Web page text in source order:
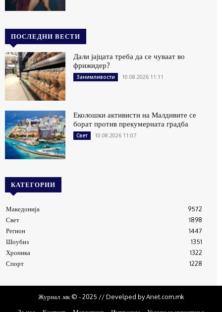
ПОСЛЕДНИ ВЕСТИ
Дали јајцата треба да се чуваат во
фрижидер?
Занимливости 10.08.2026 11:11
Еколошки активисти на Малдивите се
борат против прекумерната градба
Свет 10.08.2026 11:07
КАТЕГОРИИ
Македонија
9572
Свет
1898
Регион
1447
Шоубиз
1351
Хроника
1322
Спорт
1228
Журнал .мк © - 2025 // Develped by Anet.com.mk